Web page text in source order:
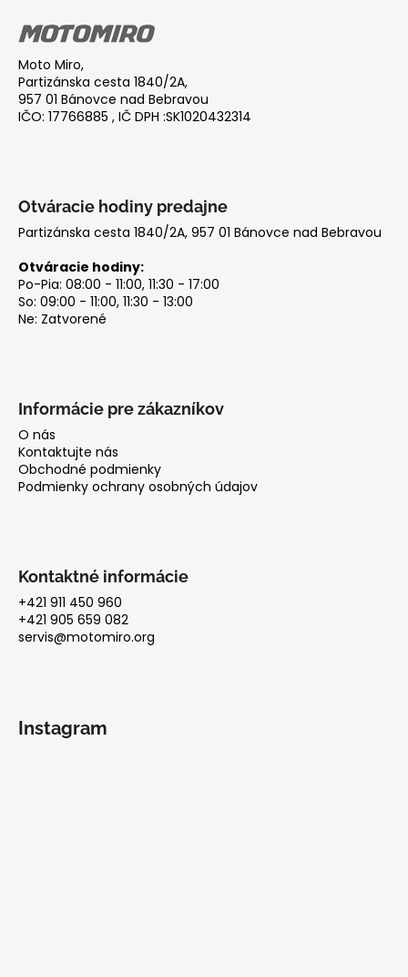
Moto Miro,
Partizánska cesta 1840/2A,
957 01 Bánovce nad Bebravou
IČO: 17766885 , IČ DPH :SK1020432314
Otváracie hodiny predajne
Partizánska cesta 1840/2A, 957 01 Bánovce nad Bebravou
Otváracie hodiny:
Po-Pia: 08:00 - 11:00, 11:30 - 17:00
So: 09:00 - 11:00, 11:30 - 13:00
Ne: Zatvorené
Informácie pre zákazníkov
O nás
Kontaktujte nás
Obchodné podmienky
Podmienky ochrany osobných údajov
Kontaktné informácie
+421 911 450 960
+421 905 659 082
servis@motomiro.org
Instagram